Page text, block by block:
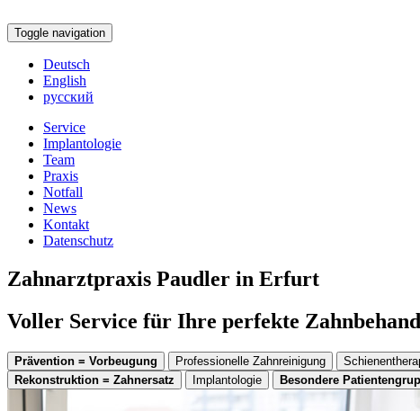
Toggle navigation
Deutsch
English
русский
Service
Implantologie
Team
Praxis
Notfall
News
Kontakt
Datenschutz
Zahnarztpraxis Paudler in Erfurt
Voller Service für Ihre perfekte
Prävention = Vorbeugung Professionelle Zahnreinigung
Rekonstruktion = Zahnersatz
Implantologie Besondere